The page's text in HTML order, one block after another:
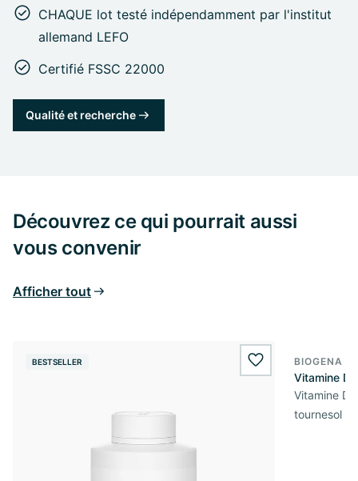
CHAQUE lot testé indépendamment par l'institut
allemand LEFO
Certifié FSSC 22000
Qualité et recherche
Découvrez ce qui pourrait aussi
vous convenir
Afficher tout
BESTSELLER wishlist.add
BIOGENA
Vitamine
Vitamine
tournesol